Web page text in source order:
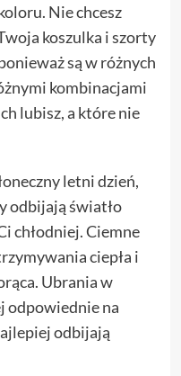
Nie chcesz
koszulka i szorty
są w różnych
kombinacjami
lubisz, a które nie
letni dzień,
odbijają światło
chłodniej. Ciemne
ciepła i
Ubrania w
odpowiednie na
odbijają